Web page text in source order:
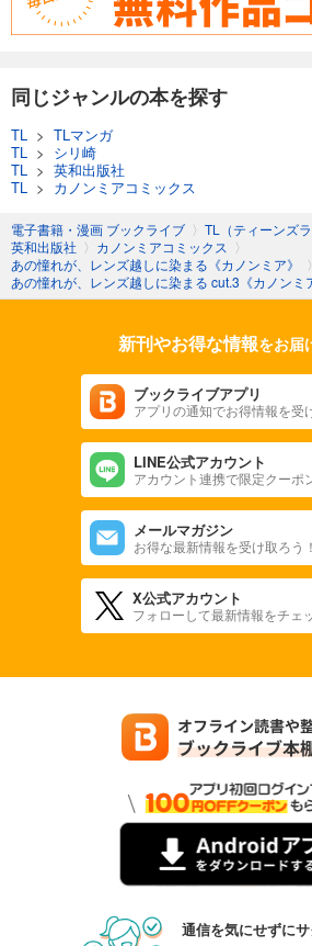
同じジャンルの本を探す
TL > TLマンガ
TL > シリ崎
TL > 英和出版社
TL > カノンミアコミックス
電子書籍・漫画 ブックライブ 〉 TL（ティーンズラ
英和出版社 〉 カノンミアコミックス 〉
あの憧れが、レンズ越しに染まる《カノンミア》
〉
あの憧れが、レンズ越しに染まる cut.3《カノンミ
新刊やお得な情報をお届
ブックライブアプリ
アプリの通知でお得情報を受
LINE公式アカウント
アカウント連携で限定クーポ
メールマガジン
お得な最新情報を受け取ろう！
X公式アカウント
フォローして最新情報をチェ
通信を気にせずに